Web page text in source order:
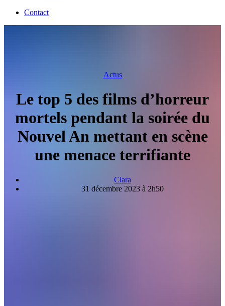
Contact
Actus
Le top 5 des films d’horreur
mortels pendant la soirée du
Nouvel An mettant en scène
une menace terrifiante
Clara
31 décembre 2023 à 2h50